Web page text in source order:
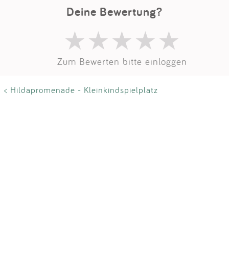
Deine Bewertung?
Zum Bewerten bitte einloggen
< Hildapromenade - Kleinkindspielplatz